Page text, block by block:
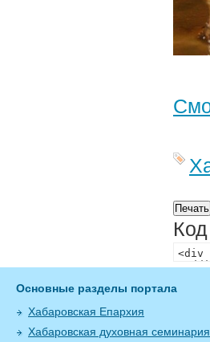
Основные разделы портала
Хабаровская Епархия
Хабаровская духовная семинария